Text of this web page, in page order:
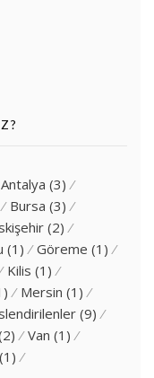
Antalya (3)
Bursa (3)
(2)
(1) Göreme (1)
Kilis (1)
Mersin (1)
(9)
Van (1)
(1)